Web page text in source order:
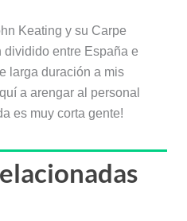
Keating y su Carpe
dividido entre España e
larga duración a mis
a arengar al personal
es muy corta gente!